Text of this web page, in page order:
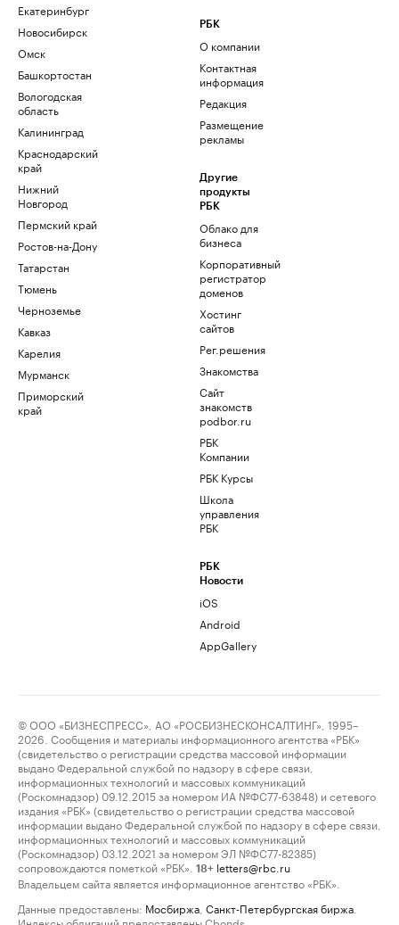
Екатеринбург
Новосибирск
Омск
Башкортостан
Вологодская
область
Калининград
Краснодарский
край
Нижний
Новгород
Пермский край
Ростов-на-Дону
Татарстан
Тюмень
Черноземье
Кавказ
Карелия
Мурманск
Приморский
край
РБК
О компании
Контактная
информация
Редакция
Размещение
рекламы
Другие
продукты
РБК
Облако для
бизнеса
Корпоративный
регистратор
доменов
Хостинг
сайтов
Рег.решения
Знакомства
Сайт
знакомств
podbor.ru
РБК
Компании
РБК Курсы
Школа
управления
РБК
РБК
Новости
iOS
Android
AppGallery
© ООО «БИЗНЕСПРЕСС», АО «РОСБИЗНЕСКОНСАЛТИНГ», 1995–
2026. Сообщения и материалы информационного агентства «РБК»
(свидетельство о регистрации средства массовой информации
выдано Федеральной службой по надзору в сфере связи,
информационных технологий и массовых коммуникаций
(Роскомнадзор) 09.12.2015 за номером ИА №ФС77-63848) и сетевого
издания «РБК» (свидетельство о регистрации средства массовой
информации выдано Федеральной службой по надзору в сфере связи,
информационных технологий и массовых коммуникаций
(Роскомнадзор) 03.12.2021 за номером ЭЛ №ФС77-82385)
сопровождаются пометкой «РБК».
18+ letters@rbc.ru
Владельцем сайта является информационное агентство «РБК».
Данные предоставлены: Мосбиржа Санкт-Петербургская биржа